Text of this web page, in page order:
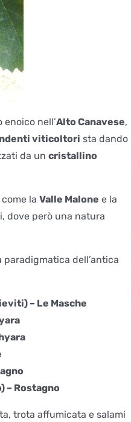
nell’Alto Canavese,
viticoltori sta dando
da un cristallino
la Valle Malone e la
dove però una natura
dell’antica
– Le Masche
– Rostagno
trota affumicata e salami